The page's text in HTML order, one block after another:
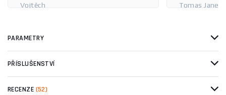
Vojtěch Tomas
PARAMETRY
PŘÍSLUŠENSTVÍ
RECENZE (52)